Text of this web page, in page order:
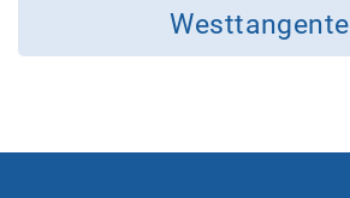
Westtangente